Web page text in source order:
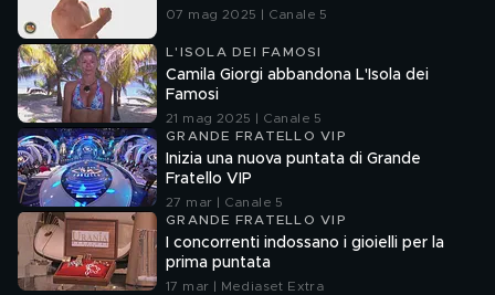
07 mag 2025 | Canale 5
L'ISOLA DEI FAMOSI
Camila Giorgi abbandona L'Isola dei
Famosi
21 mag 2025 | Canale 5
GRANDE FRATELLO VIP
Inizia una nuova puntata di Grande
Fratello VIP
27 mar | Canale 5
GRANDE FRATELLO VIP
I concorrenti indossano i gioielli per la
prima puntata
17 mar | Mediaset Extra